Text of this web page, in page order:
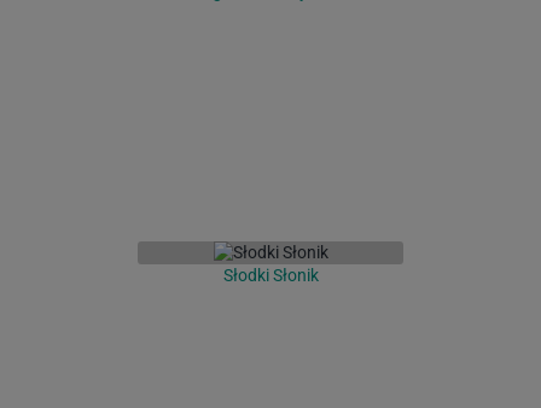
Słodki Słonik